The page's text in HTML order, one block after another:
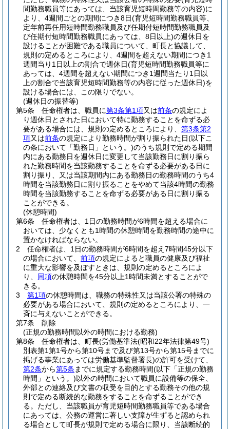
間勤務職員等にあっては、当該育児短時間勤務等の内容)に
より、4週間ごとの期間につき8日(育児短時間勤務職員等、
定年前再任用短時間勤務職員及び任期付短時間勤務職員及
び任期付短時間勤務職員にあっては、8日以上)の週休日を
設けることが困難である職員について、町長と協議して、
規則の定めるところにより、4週間を超えない期間につき1
週間当り1日以上の割合で週休日(育児短時間勤務職員等に
あっては、4週間を超えない期間につき1週間当たり1日以
上の割合で当該育児短時間勤務等の内容に従った週休日)を
設ける場合には、この限りでない。
(週休日の振替等)
第5条
任命権者は、職員に第3条第1項又は前条の規定によ
り週休日とされた日において特に勤務することを命ずる必
要がある場合には、規則の定めるところにより、 第3条第2
項又は前条の規定により勤務時間が割り振られた日(以下こ
の条において「勤務日」という。)のうち規則で定める期間
内にある勤務日を週休日に変更して当該勤務日に割り振ら
れた勤務時間を当該勤務することを命ずる必要がある日に
割り振り、又は当該期間内にある勤務日の勤務時間のうち4
時間を当該勤務日に割り振ることをやめて当該4時間の勤務
時間を当該勤務することを命ずる必要がある日に割り振る
ことができる。
(休憩時間)
第6条
任命権者は、1日の勤務時間が6時間を超える場合に
おいては、少なくとも1時間の休憩時間を勤務時間の途中に
置かなければならない。
2
任命権者は、1日の勤務時間が6時間を超え7時間45分以下
の場合において、 前項の規定によると職員の健康及び福祉
に重大な影響を及ぼすときは、規則の定めるところによ
り、 同項の休憩時間を45分以上1時間未満とすることがで
きる。
3
第1項の休憩時間は、職務の特殊性又は当該公署の特殊の
必要がある場合において、規則の定めるところにより、一
斉に与えないことができる。
第7条
削除
(正規の勤務時間以外の時間における勤務)
第8条
任命権者は、町長(労働基準法(昭和22年法律第49号)
別表第1第1号から第10号まで及び第13号から第15号までに
掲げる事業にあっては労働基準監督署長)の許可を受けて、
第2条から第5条 までに規定する勤務時間(以下「正規の勤務
時間」という。)以外の時間において職員に設備等の保全、
外部との連絡及び文書の収受を目的とする勤務その他の規
則で定める断続的な勤務をすることを命ずることができ
る。 ただし、当該職員が育児短時間勤務職員等である場合
にあっては、公務の運営に著しい支障が生ずると認められ
る場合として町長が規則で定める場合に限り、当該断続的